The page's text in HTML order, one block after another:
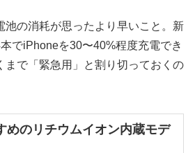
池の消耗が思ったより早いこと。新
でiPhoneを30〜40%程度充電でき
まで「緊急用」と割り切っておくの
めのリチウムイオン内蔵モデ